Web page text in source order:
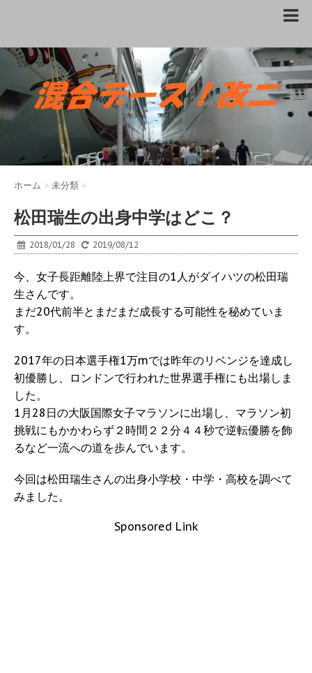
ホーム > 未分類 >
松田瑞生の出身中学はどこ？
2018/01/28 2019/08/12
今、女子長距離陸上界で注目の1人がダイハツの松田瑞
生さんです。
まだ20代前半とまだまだ成長する可能性を秘めていま
す。
2017年の日本選手権1万mでは昨年のリベンジを達成し
初優勝し、ロンドンで行われた世界選手権にも出場しま
した。
1月28日の大阪国際女子マラソンに出場し、マラソン初
挑戦にもかかわらず２時間２２分４４秒で逆転優勝を飾
るなど一流への道を歩んでいます。
今回は松田瑞生さんの出身小学校・中学・高校を調べて
みました。
Sponsored Link